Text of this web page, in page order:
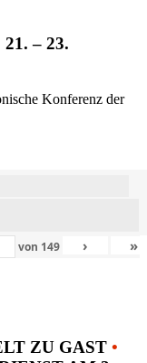
21. – 23.
Konferenz der
von 149 › »
ZU GAST •